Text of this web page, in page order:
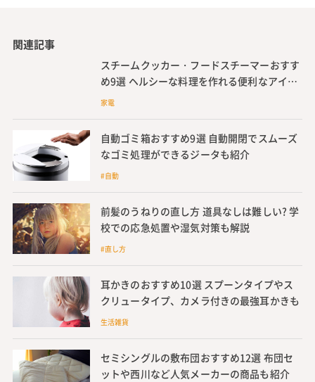
関連記事
スチームクッカー・フードスチーマーおすす
め9選 ヘルシーな料理を作れる便利なアイテ
ム
家電
自動ゴミ箱おすすめ9選 自動開閉でスムーズ
なゴミ処理ができるジータも紹介
#自動
前髪のうねりの直し方 道具なしは難しい? 学
校での応急処置や湿気対策も解説
#直し方
耳かきのおすすめ10選 スプーンタイプやス
クリュータイプ、カメラ付きの最強耳かきも
生活雑貨
セミシングルの敷布団おすすめ12選 布団セ
ットや西川など人気メーカーの商品も紹介